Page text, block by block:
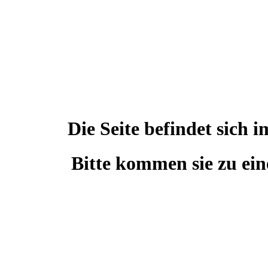
Die Seite befindet sich
Bitte kommen sie zu